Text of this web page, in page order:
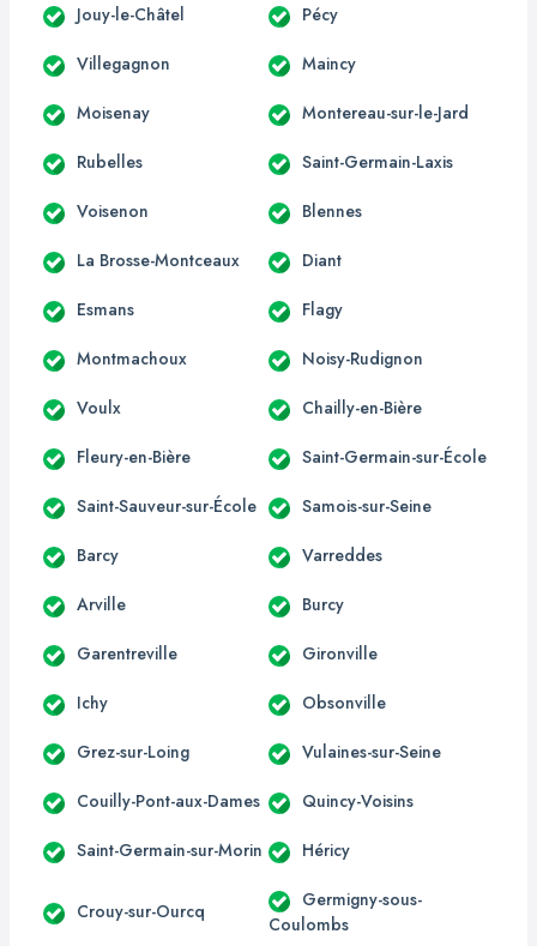
Jouy-le-Châtel Pécy
Villegagnon Maincy
Moisenay Montereau-sur-le-Jard
Rubelles Saint-Germain-Laxis
Voisenon Blennes
La Brosse-Montceaux Diant
Esmans Flagy
Montmachoux Noisy-Rudignon
Voulx Chailly-en-Bière
Fleury-en-Bière Saint-Germain-sur-École
Saint-Sauveur-sur-École Samois-sur-Seine
Barcy Varreddes
Arville Burcy
Garentreville Gironville
Ichy Obsonville
Grez-sur-Loing Vulaines-sur-Seine
Couilly-Pont-aux-Dames Quincy-Voisins
Saint-Germain-sur-Morin Héricy
Crouy-sur-Ourcq
Germigny-sous-
Coulombs